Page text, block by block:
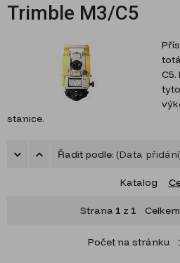
Trimble M3/C5
stanice.
Řadit podle: (Data
Katalog
Strana 1 z 1 Celkem
Počet na stránku